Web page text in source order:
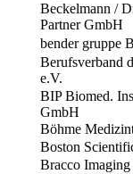
Beckelmann /
Partner GmbH
bender gruppe
Berufsverband
e.V.
BIP Biomed.
GmbH
Böhme
Boston
Bracco